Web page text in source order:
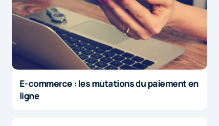
E-commerce : les mutations du paiement en
ligne